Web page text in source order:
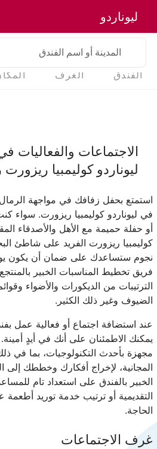
ليوناردو
المدينة أو اسم الفندق
الفندق الغرف
الاجتماعات والفعاليات
ليوناردو كوليمبيا
استمتع بحفل زفافك في مواجهة الرمال
في ليوناردو كوليمبيا ريزورت. سواء
أو حفلة حميمة مع الأهل والأصدقاء
كوليمبيا ريزورت الفريد على شاطئ
نجوم ستساعدك على ضمان أن يكون
فريق تخطيط المناسبات الخبير
الترتيبات من الديكورات والأضواء
الضيوف وغير ذلك الكثير.
عند استضافة اجتماع أو فعالية عمل
يمكنك الاطمئنان على أنك في أيدٍ
مجهزة بأحدث التكنولوجيات، بما في
المجانية، لإخراج أفكارك وخططك إلى
الخبير بالفندق على استعداد تام
التقديمية أو ترتيب خدمة توريد
الحاجة.
غرف الاجتماعات